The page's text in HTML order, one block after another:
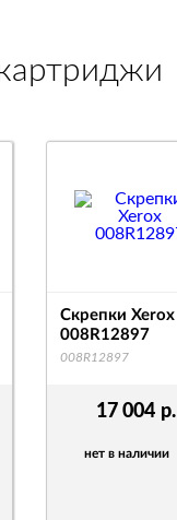
17 004 р.
нет в наличии
Скрепки Xerox
008R12897
008R12897